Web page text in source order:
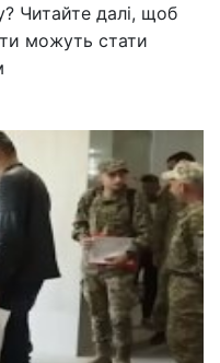
Читайте далі, щоб
можуть стати